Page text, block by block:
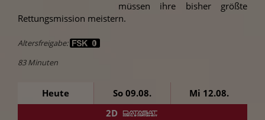
müssen ihre bisher größte
Rettungsmission meistern.
Altersfreigabe:
83 Minuten
Heute So 09.08. Mi 12.08.
2D